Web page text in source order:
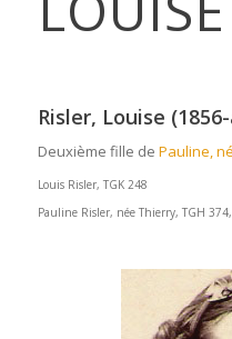
Risler, Louise
Deuxième fille de Pauline,
Louis Risler, TGK 248
Pauline Risler, née Thierry, TGH